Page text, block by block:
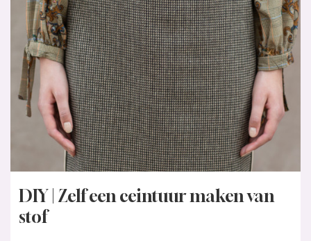
DIY | Zelf een ceintuur maken van
stof